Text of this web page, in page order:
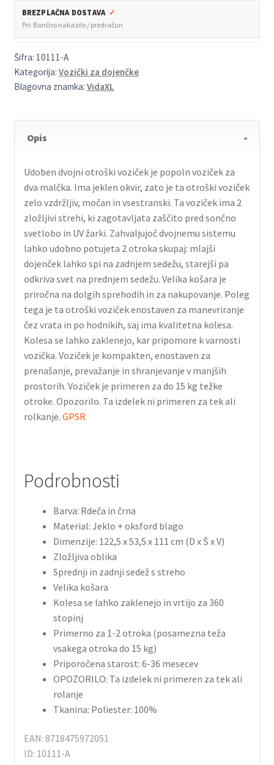
BREZPLAČNA DOSTAVA ✓
Pri: Bančno nakazilo / predračun
Šifra: 10111-A
Kategorija: Vozički za dojenčke
Blagovna znamka: VidaXL
Opis
Udoben dvojni otroški voziček je popoln voziček za
dva malčka. Ima jeklen okvir, zato je ta otroški voziček
zelo vzdržljiv, močan in vsestranski. Ta voziček ima 2
zložljivi strehi, ki zagotavljata zaščito pred sončno
svetlobo in UV žarki. Zahvaljujoč dvojnemu sistemu
lahko udobno potujeta 2 otroka skupaj: mlajši
dojenček lahko spi na zadnjem sedežu, starejši pa
odkriva svet na prednjem sedežu. Velika košara je
priročna na dolgih sprehodih in za nakupovanje. Poleg
tega je ta otroški voziček enostaven za manevriranje
čez vrata in po hodnikih, saj ima kvalitetna kolesa.
Kolesa se lahko zaklenejo, kar pripomore k varnosti
vozička. Voziček je kompakten, enostaven za
prenašanje, prevažanje in shranjevanje v manjših
prostorih. Voziček je primeren za do 15 kg težke
otroke. Opozorilo. Ta izdelek ni primeren za tek ali
rolkanje. GPSR
Podrobnosti
Barva: Rdeča in črna
Material: Jeklo + oksford blago
Dimenzije: 122,5 x 53,5 x 111 cm (D x Š x V)
Zložljiva oblika
Sprednji in zadnji sedež s streho
Velika košara
Kolesa se lahko zaklenejo in vrtijo za 360
stopinj
Primerno za 1-2 otroka (posamezna teža
vsakega otroka do 15 kg)
Priporočena starost: 6-36 mesecev
OPOZORILO: Ta izdelek ni primeren za tek ali
rolanje
Tkanina: Poliester: 100%
EAN: 8718475972051
ID: 10111-A